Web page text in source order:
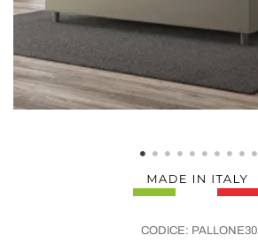
CODICE: PALLONE30